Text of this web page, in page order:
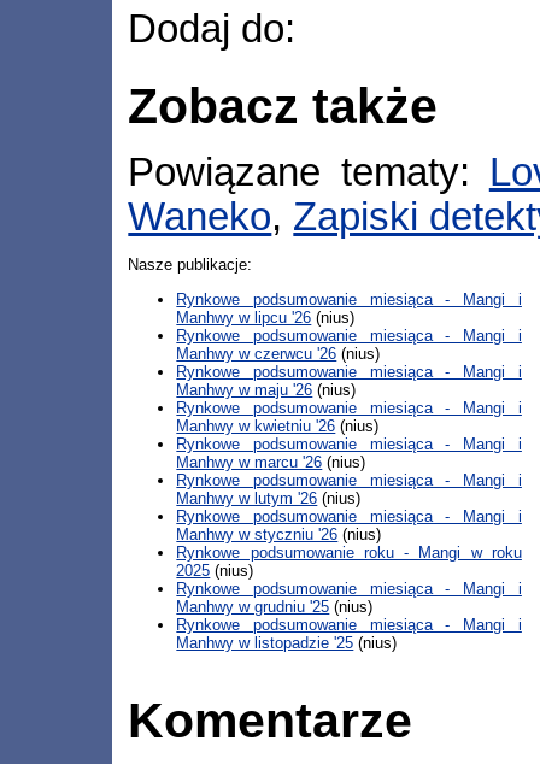
Dodaj do:
Zobacz także
Powiązane tematy:
Waneko, Zapiski
Nasze publikacje:
Rynkowe podsumowanie miesiąca - Mangi i
Manhwy w lipcu '26 (nius)
Rynkowe podsumowanie miesiąca - Mangi i
Manhwy w czerwcu '26 (nius)
Rynkowe podsumowanie miesiąca - Mangi i
Manhwy w maju '26 (nius)
Rynkowe podsumowanie miesiąca - Mangi i
Manhwy w kwietniu '26 (nius)
Rynkowe podsumowanie miesiąca - Mangi i
Manhwy w marcu '26 (nius)
Rynkowe podsumowanie miesiąca - Mangi i
Manhwy w lutym '26 (nius)
Rynkowe podsumowanie miesiąca - Mangi i
Manhwy w styczniu '26 (nius)
Rynkowe podsumowanie roku - Mangi w roku
2025 (nius)
Rynkowe podsumowanie miesiąca - Mangi i
Manhwy w grudniu '25 (nius)
Rynkowe podsumowanie miesiąca - Mangi i
Manhwy w listopadzie '25 (nius)
Komentarze